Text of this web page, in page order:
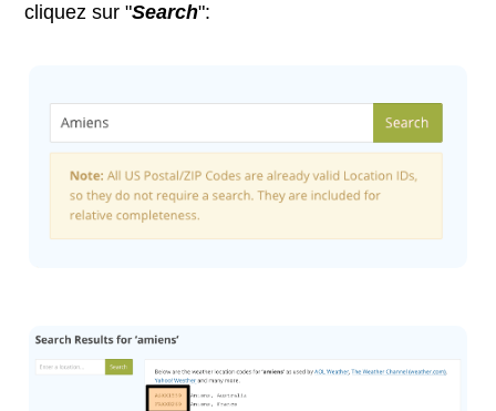
cliquez sur "Search":